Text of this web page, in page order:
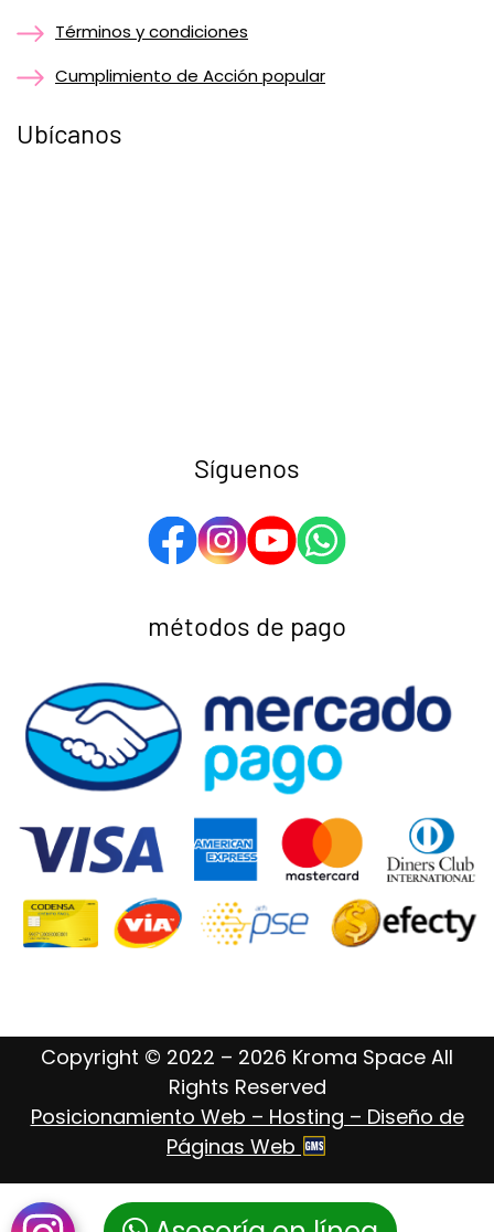
Términos y condiciones
Cumplimiento de Acción popular
Ubícanos
Síguenos
métodos de pago
Copyright © 2022 – 2026 Kroma Space All
Rights Reserved
Posicionamiento Web – Hosting – Diseño de
Páginas Web